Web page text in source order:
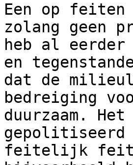
Een op feiten
zolang geen
heb al eerder
en
dat de
bedreiging
duurzaam.
feitelijk